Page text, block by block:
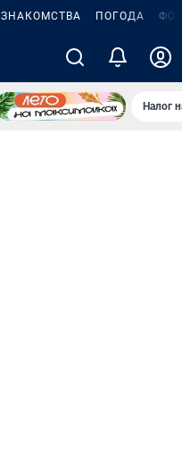
ЗНАКОМСТВА ПОГОДА
Налог